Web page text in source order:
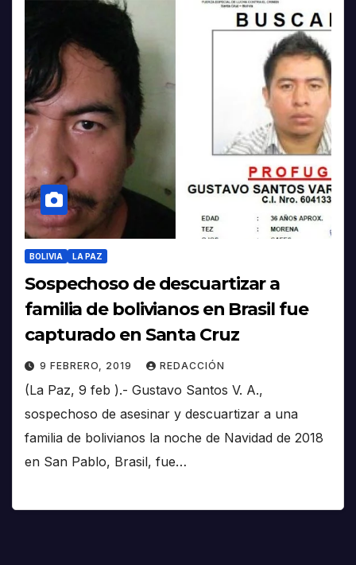
BOLIVIA LA PAZ
Sospechoso de descuartizar a
familia de bolivianos en Brasil fue
capturado en Santa Cruz
9 FEBRERO, 2019 REDACCIÓN
(La Paz, 9 feb ).- Gustavo Santos V. A.,
sospechoso de asesinar y descuartizar a una
familia de bolivianos la noche de Navidad de 2018
en San Pablo, Brasil, fue…